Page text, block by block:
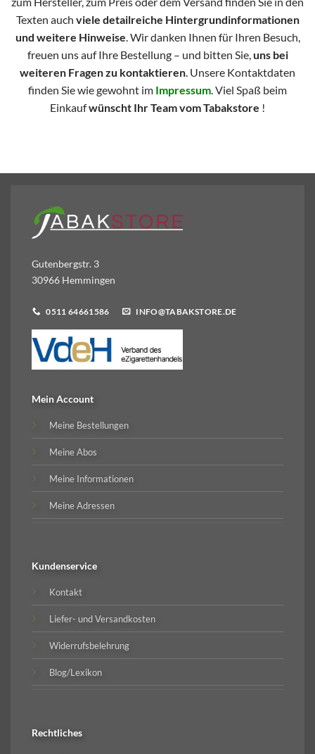
Texten auch viele detailreiche Hintergrundinformationen
und weitere Hinweise. Wir danken Ihnen für Ihren Besuch,
freuen uns auf Ihre Bestellung – und bitten Sie,uns bei
weiteren Fragen zu kontaktieren. Unsere Kontaktdaten
finden Sie wie gewohnt im Impressum. Viel Spaß beim
Einkaufwünscht Ihr Team vom Tabakstore !
Gutenbergstr. 3
30966 Hemmingen
0511 64661586 INFO@TABAKSTORE.DE
Mein Account
Meine Bestellungen
Meine Abos
Meine Informationen
Meine Adressen
Kundenservice
Kontakt
Liefer- und Versandkosten
Widerrufsbelehrung
Blog/Lexikon
Rechtliches